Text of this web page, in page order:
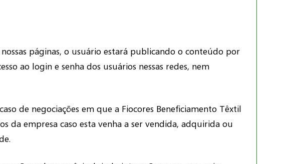
páginas, o usuário estará publicando o conteúdo por
ao login e senha dos usuários nessas redes, nem
de negociações em que a Fiocores Beneficiamento Têxtil
da empresa caso esta venha a ser vendida, adquirida ou